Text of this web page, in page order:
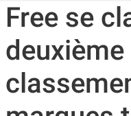
Free se
deuxième